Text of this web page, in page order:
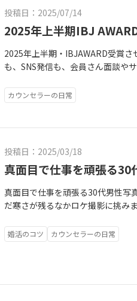
投稿日：2025/07/14
2025年上半期IBJ
2025年上半期・IBJAWARD受賞
も、SNS発信も、会員さん面談や
と自画自賛中(笑)相談所経営って
0期目指して頑張っていきますよ
期、後輩達！そして、大切な家族
カウンセラーの日常
投稿日：2025/03/18
真面目で仕事を頑張る30
真面目で仕事を頑張る30代男性写
だ寒さが残るなかロケ撮影に挑み
つ！みんな同じバックだと，並み
わってきます！徹底的に拘って、
婚活のコツ カウンセラーの日常